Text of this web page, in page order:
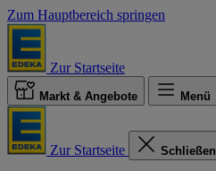
Zum Hauptbereich springen
Zur Startseite
Markt & Angebote Menü
Zur Startseite Schließen